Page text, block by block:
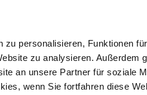
personalisieren, Funktionen
zu analysieren. Außerdem
an unsere Partner für soziale
wenn Sie fortfahren diese